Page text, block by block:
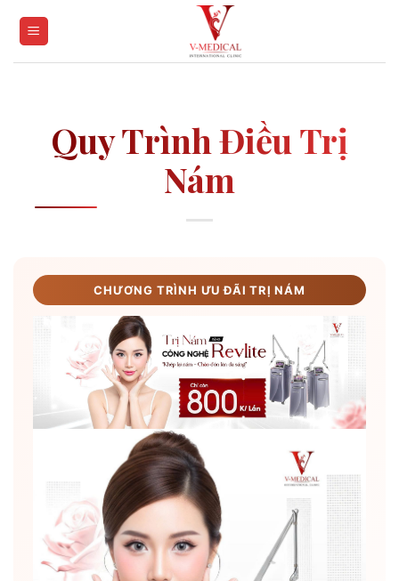
Quy Trình Điều Trị
Nám
CHƯƠNG TRÌNH ƯU ĐÃI TRỊ NÁM